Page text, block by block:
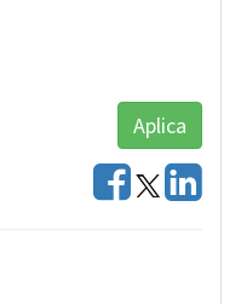
Aplica